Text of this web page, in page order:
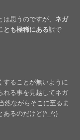
は思うのですが、ネガ
とも極稀にある訳で
することが無いように
れる事を見越してネガ
然ながらそこに至るま
あるのだけど(^_^;)